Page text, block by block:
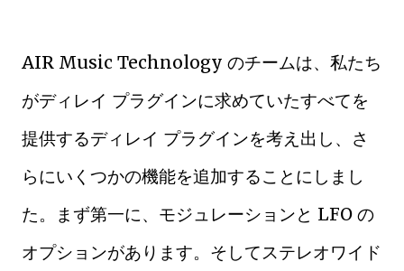
AIR Music Technology のチームは、私たち
がディレイ プラグインに求めていたすべてを
提供するディレイ プラグインを考え出し、さ
らにいくつかの機能を追加することにしまし
た。まず第一に、モジュレーションと LFO の
オプションがあります。そしてステレオワイド